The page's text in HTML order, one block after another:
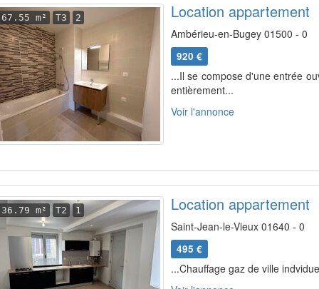
67.55 m² T3 2 Location appartement
Ambérieu-en-Bugey 01500 - 0
920 €
...Il se compose d'une entrée
entièrement...
Voir l'annonce
36.79 m² T2 1 Location appartement
Saint-Jean-le-Vieux 01640 - 0
495 €
...Chauffage gaz de ville